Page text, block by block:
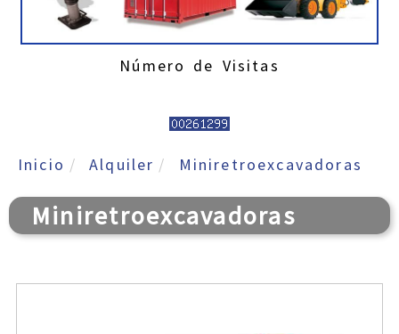
Número de Visitas
Inicio Alquiler Miniretroexcavadoras
Miniretroexcavadoras